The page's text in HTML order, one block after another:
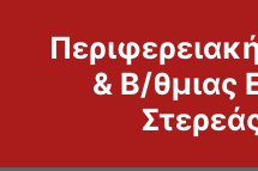
περιεχόμενο& Β/θμιας